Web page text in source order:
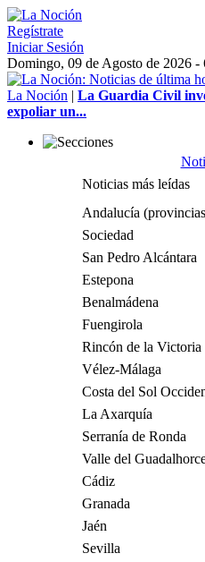
Regístrate
Iniciar Sesión
Domingo, 09 de Agosto de 2026 -
La Noción | La Guardia Civil
expoliar un...
Noticias más leídas
Andalucía
Sociedad
San Pedro Alcántara
Estepona
Benalmádena
Fuengirola
Rincón de la Victoria
Vélez-Málaga
Costa del Sol
La Axarquía
Serranía de Ronda
Valle del
Cádiz
Granada
Jaén
Sevilla